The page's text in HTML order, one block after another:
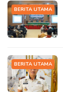
BERITA UTAMA
BERITA UTAMA